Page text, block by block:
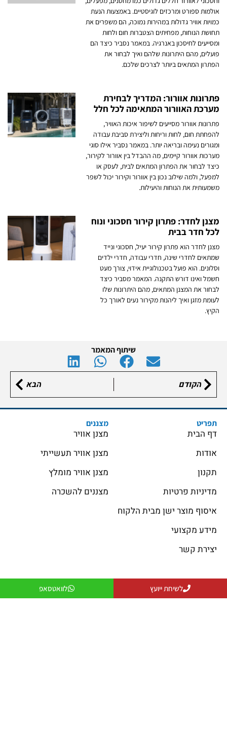
אולמות ספורט ומרכזים לוגיסטיים. באמצעות הנעת
כמויות אוויר גדולות במהירות נמוכה, הם משפרים את
תחושת הנוחות, מפחיתים הצטברות חום ולחות
ומסייעים לחיסכון באנרגיה. במאמר נסביר כיצד הם
פועלים, מהם היתרונות שלהם ואיך לבחור את
הפתרון המתאים ביותר לצרכים שלכם.
פתרונות אוורור: המדריך לבחירת
מערכת האוורור המתאימה לכל חלל
פתרונות אוורור מסייעים לשיפור איכות האוויר,
להפחתת חום, לחות וריחות וליצירת סביבת עבודה
ומגורים נעימה ובריאה יותר. במאמר נסביר אילו סוגי
מערכות אוורור קיימים, מה ההבדל בין אוורור לקירור,
כיצד לבחור את הפתרון המתאים לבית, לעסק או
למפעל, ולמה שילוב נכון בין אוורור וקירור יכול לשפר
משמעותית את הנוחות והיעילות.
מצנן לחדר: פתרון קירור חסכוני ונוח
לכל חדר בבית
מצנן לחדר הוא פתרון קירור יעיל, חסכוני ונייד
שמתאים לחדרי שינה, חדרי עבודה, חדרי ילדים
וסלונים. הוא פועל בטכנולוגיית אידוי, צורך מעט
חשמל ואינו דורש התקנה. המאמר מסביר כיצד
לבחור את המצנן המתאים, מהם היתרונות שלו
לעומת מזגן ואיך ליהנות מקירור נעים לאורך כל
הקיץ.
שיתוף המאמר
הקודם הבא
תפריט
דף הבית
אודות
תקנון
מדיניות פרטיות
איסוף מוצר ישן מבית הלקוח
מידע מקצועי
יצירת קשר
מצננים
מצנן אוויר
מצנן אוויר תעשייתי
מצנן אוויר מומלץ
מצננים להשכרה
פתרונות קירור
פתרונות קירור
פתרונות חימום
פתרונות חימום
לשיחת ייועץ לוואטסאפ